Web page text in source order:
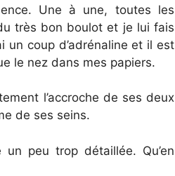
Une à une, toutes les
très bon boulot et je lui fais
un coup d’adrénaline et il est
le nez dans mes papiers.
l’accroche de ses deux
de ses seins.
peu trop détaillée. Qu’en